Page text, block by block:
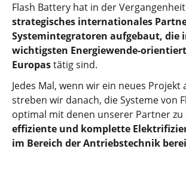
Flash Battery hat in der
strategisches internationales
Systemintegratoren aufgebaut, die
wichtigsten Energiewende-
Europastätig sind.
Jedes Mal, wenn wir ein neues Projekt
streben wir danach, die Systeme von
optimal mit denen unserer Partner
effiziente und komplette
im Bereich der Antriebstechnik